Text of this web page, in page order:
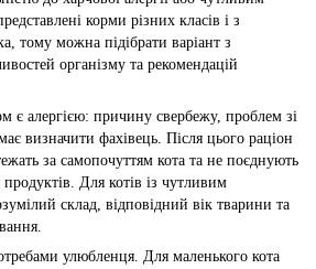
корми різних класів і з
тому можна підібрати варіант з
організму та рекомендацій
є алергією: причину свербежу, проблем зі
визначити фахівець. Після цього раціон
за самопочуттям кота та не поєднують
Для котів із чутливим
склад, відповідний вік тварини та
улюбленця. Для маленького кота